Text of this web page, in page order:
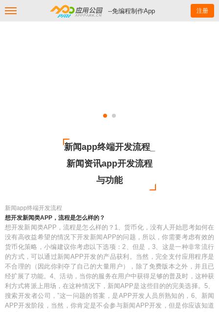
--免编程制作App 注册
新闻app终端开发流程_
新闻资讯app开发流程
与功能
新闻app终端开发流程
想开发新闻类APP，流程是怎么样的？
想开发新闻类APP，流程是怎么样的？1、货币化，没有人开始思考如何在
没有高收益希望的情况下开发新闻APP的问题，所以，你需要考虑有效的
货币化策略，小编建议你考虑以下选项：2、但是，3、这是一种非常流行
的方式，可以通过新闻APP开发的产品获利。当然，完全支付应用程序是
不合理的（因此你剥夺了自己的大量用户），除了免费版本之外，并且已
经扩展了功能。4、活动，当你的服务在用户中获得足够的普及时，这种获
利方式将派上用场，在这种情况下，新闻APP是这些目的的完美选择。5、
搜索开发者公司，”这一问题的答案，是APP开发人员所熟知的，6、新闻
APP开发阶段，当然，你肯定是不会参与新闻APP开发，但是你应该知道